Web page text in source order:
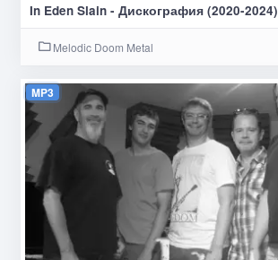
In Eden Slain - Дискография (2020-2024)
Melodic Doom Metal
MP3